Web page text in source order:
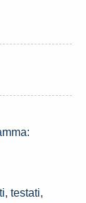
testati,